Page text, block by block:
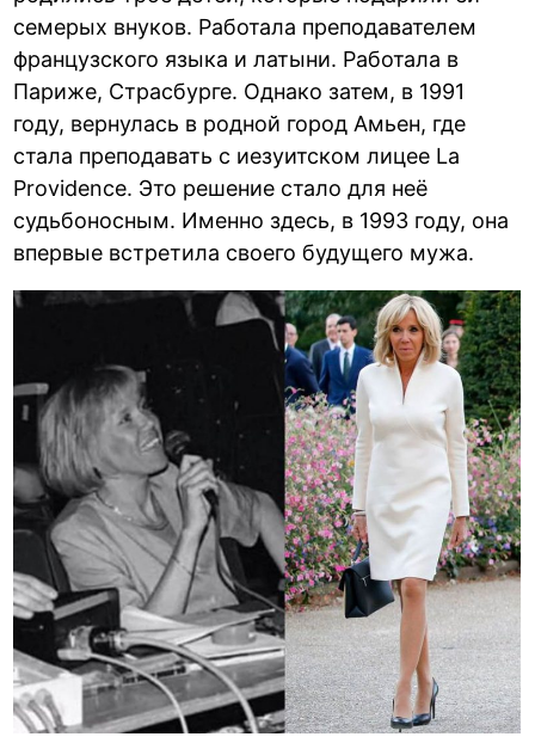
семерых внуков. Работала преподавателем
французского языка и латыни. Работала в
Париже, Страсбурге. Однако затем, в 1991
году, вернулась в родной город Амьен, где
стала преподавать с иезуитском лицее La
Providence. Это решение стало для неё
судьбоносным. Именно здесь, в 1993 году, она
впервые встретила своего будущего мужа.